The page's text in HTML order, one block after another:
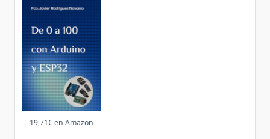
19,71€ en Amazon